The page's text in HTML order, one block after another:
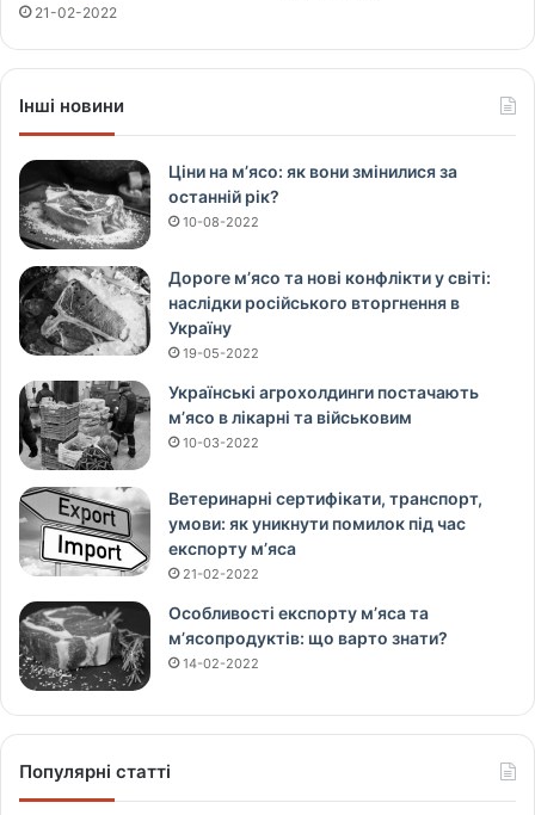
21-02-2022
Інші новини
Ціни на м’ясо: як вони змінилися за
останній рік?
10-08-2022
Дороге м’ясо та нові конфлікти у світі:
наслідки російського вторгнення в
Україну
19-05-2022
Українські агрохолдинги постачають
м’ясо в лікарні та військовим
10-03-2022
Ветеринарні сертифікати, транспорт,
умови: як уникнути помилок під час
експорту м’яса
21-02-2022
Особливості експорту м’яса та
м’ясопродуктів: що варто знати?
14-02-2022
Популярні статті